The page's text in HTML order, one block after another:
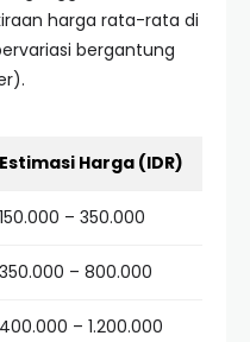
harga rata-rata di
bergantung
Estimasi Harga (IDR)
150.000 – 350.000
350.000 – 800.000
400.000 – 1.200.000